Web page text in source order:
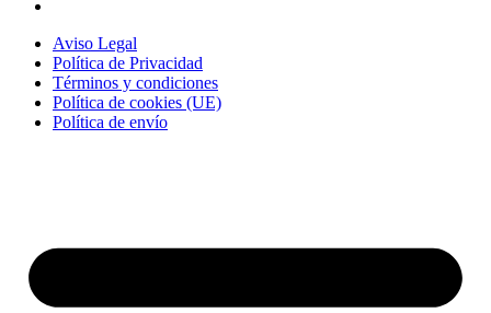
Aviso Legal
Política de Privacidad
Términos y condiciones
Política de cookies (UE)
Política de envío